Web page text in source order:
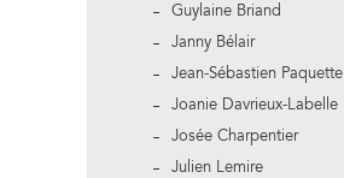
Guylaine Briand
Janny Bélair
Jean-Sébastien Paquette
Joanie Davrieux-Labelle
Josée Charpentier
Julien Lemire